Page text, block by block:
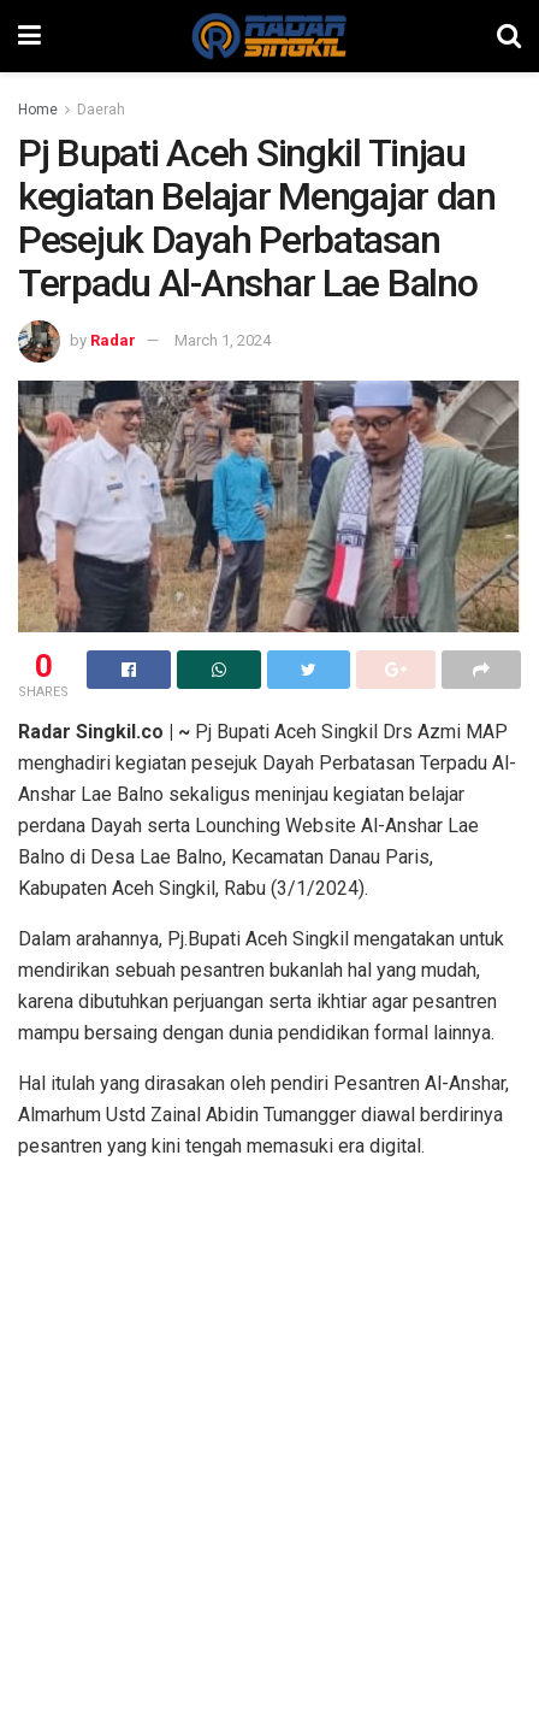
Home Daerah
Pj Bupati Aceh Singkil Tinjau
kegiatan Belajar Mengajar dan
Pesejuk Dayah Perbatasan
Terpadu Al-Anshar Lae Balno
by Radar March 1, 2024
0
SHARES
Radar Singkil.co | ~ Pj Bupati Aceh Singkil Drs Azmi MAP
menghadiri kegiatan pesejuk Dayah Perbatasan Terpadu Al-
Anshar Lae Balno sekaligus meninjau kegiatan belajar
perdana Dayah serta Lounching Website Al-Anshar Lae
Balno di Desa Lae Balno, Kecamatan Danau Paris,
Kabupaten Aceh Singkil, Rabu (3/1/2024).
Dalam arahannya, Pj.Bupati Aceh Singkil mengatakan untuk
mendirikan sebuah pesantren bukanlah hal yang mudah,
karena dibutuhkan perjuangan serta ikhtiar agar pesantren
mampu bersaing dengan dunia pendidikan formal lainnya.
Hal itulah yang dirasakan oleh pendiri Pesantren Al-Anshar,
Almarhum Ustd Zainal Abidin Tumangger diawal berdirinya
pesantren yang kini tengah memasuki era digital.